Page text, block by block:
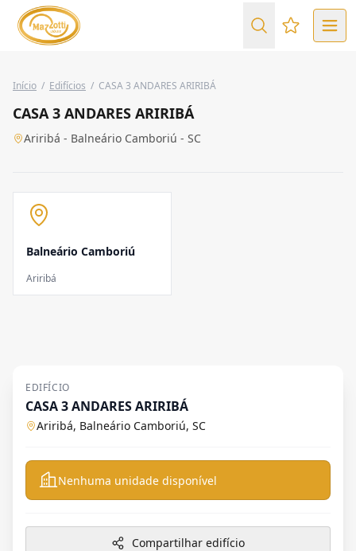
Favoritos
Início / Edifícios / CASA 3 ANDARES ARIRIBÁ
CASA 3 ANDARES ARIRIBÁ
Ariribá - Balneário Camboriú - SC
Balneário Camboriú
Ariribá
EDIFÍCIO
CASA 3 ANDARES ARIRIBÁ
Ariribá, Balneário Camboriú, SC
Nenhuma unidade disponível
Compartilhar edifício